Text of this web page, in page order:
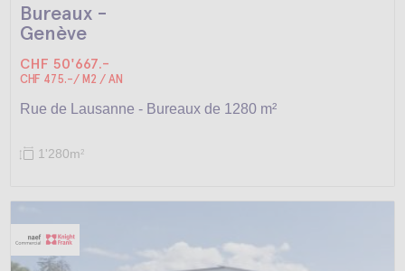
Bureaux -
Genève
CHF 50'667.-
CHF 475.-/ M2 / AN
Rue de Lausanne - Bureaux de 1280 m²
1'280m2